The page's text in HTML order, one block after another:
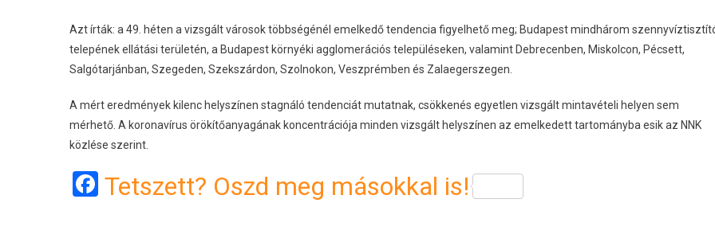
Azt írták: a 49. héten a vizsgált városok többségénél emelkedő tendencia figyelhető meg; Budapest mindhárom
telepének ellátási területén, a Budapest környéki agglomerációs településeken, valamint Debrecenben, Miskolcon, Pécsett,
Salgótarjánban, Szegeden, Szekszárdon, Szolnokon, Veszprémben és Zalaegerszegen.
A mért eredmények kilenc helyszínen stagnáló tendenciát mutatnak, csökkenés egyetlen vizsgált mintavételi helyen sem
mérhető. A koronavírus örökítőanyagának koncentrációja minden vizsgált helyszínen az emelkedett tartományba esik az NNK
közlése szerint.
Facebook
Tetszett? Oszd meg másokkal is!